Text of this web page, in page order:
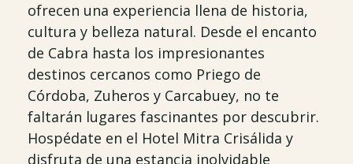
ofrecen una experiencia llena de historia,
cultura y belleza natural. Desde el encanto
de Cabra hasta los impresionantes
destinos cercanos como Priego de
Córdoba, Zuheros y Carcabuey, no te
faltarán lugares fascinantes por descubrir.
Hospédate en el Hotel Mitra Crisálida y
disfruta de una estancia inolvidable